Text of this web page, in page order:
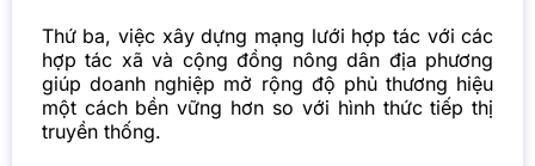
Thứ ba, việc xây dựng mạng lưới hợp tác với các
hợp tác xã và cộng đồng nông dân địa phương
giúp doanh nghiệp mở rộng độ phủ thương hiệu
một cách bền vững hơn so với hình thức tiếp thị
truyền thống.